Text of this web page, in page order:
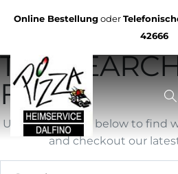
Online Bestellungoder
42666
YOU ARE
THE
FOR ""
Use search form below to find
and checkout our